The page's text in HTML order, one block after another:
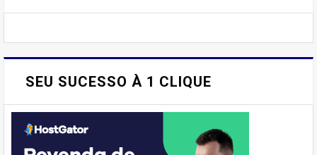
SEU SUCESSO À 1 CLIQUE